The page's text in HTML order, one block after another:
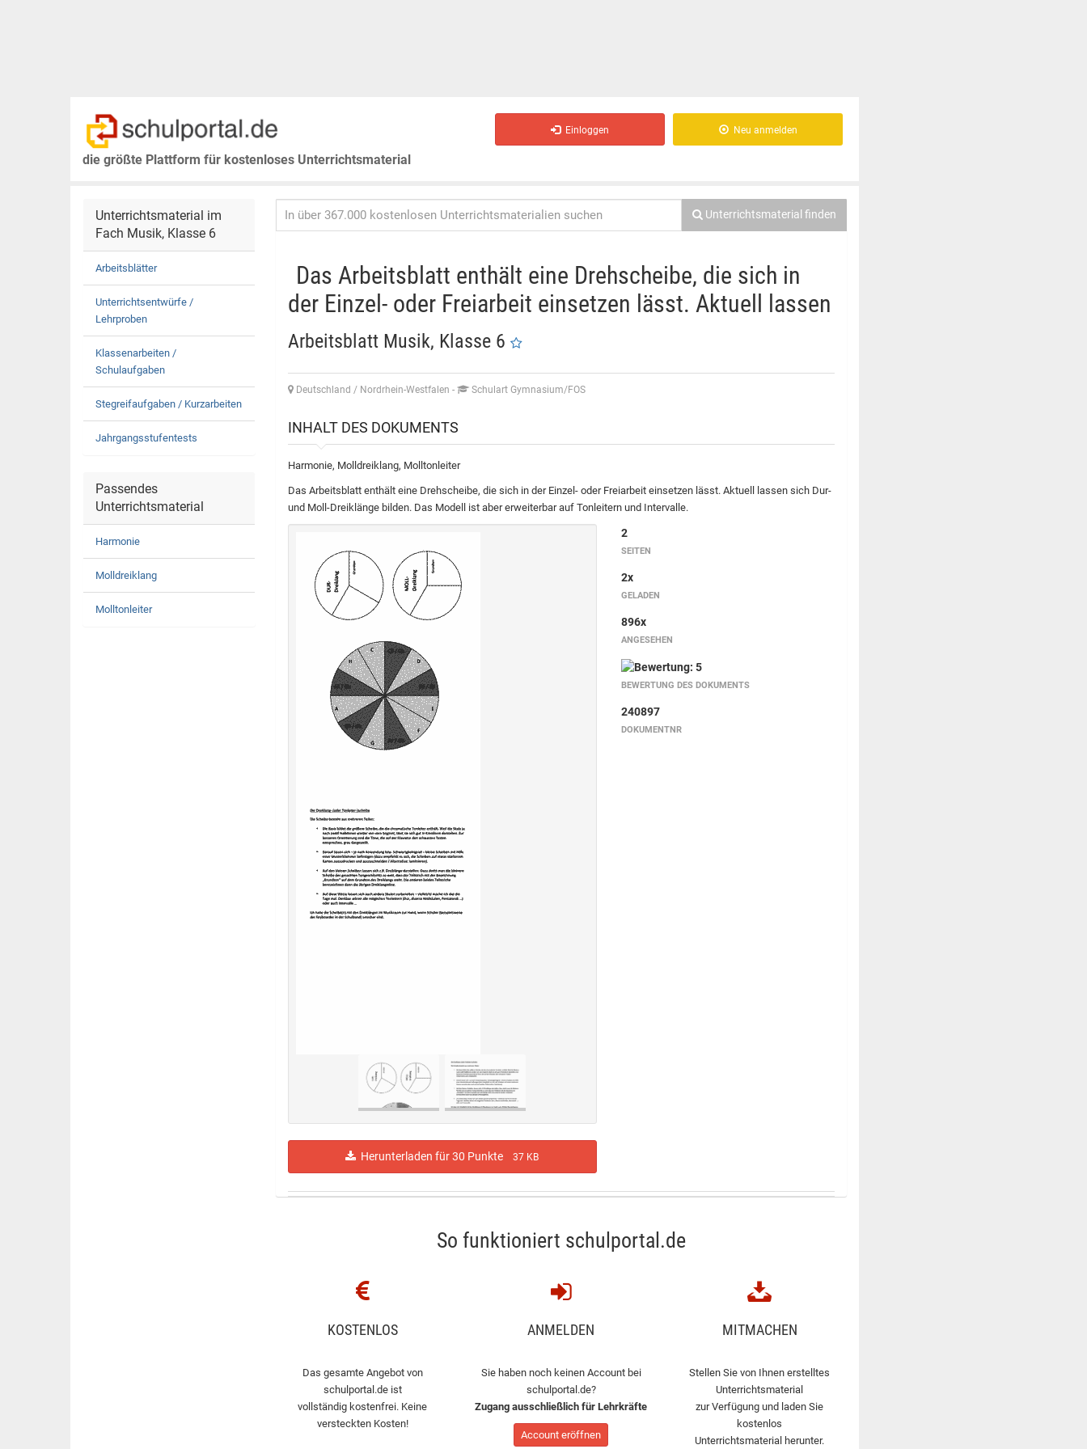
die größte Plattform für kostenloses Unterrichtsmaterial
Einloggen Neu anmelden
Unterrichtsmaterial im
Fach Musik, Klasse 6
Arbeitsblätter
Unterrichtsentwürfe /
Lehrproben
Klassenarbeiten /
Schulaufgaben
Stegreifaufgaben / Kurzarbeiten
Jahrgangsstufentests
Passendes
Unterrichtsmaterial
Harmonie
Molldreiklang
Molltonleiter
Unterrichtsmaterial finden
Das Arbeitsblatt enthält eine Drehscheibe, die sich in
der Einzel- oder Freiarbeit einsetzen lässt. Aktuell lassen
Arbeitsblatt Musik, Klasse 6
Deutschland / Nordrhein-Westfalen - Schulart Gymnasium/FOS
INHALT DES DOKUMENTS
Harmonie, Molldreiklang, Molltonleiter
Das Arbeitsblatt enthält eine Drehscheibe, die sich in der Einzel- oder Freiarbeit einsetzen lässt. Aktuell lassen sich Dur-
und Moll-Dreiklänge bilden. Das Modell ist aber erweiterbar auf Tonleitern und Intervalle.
Herunterladen für 30 Punkte 37 KB
2
SEITEN
2x
GELADEN
896x
ANGESEHEN
BEWERTUNG DES DOKUMENTS
240897
DOKUMENTNR
So funktioniert schulportal.de
KOSTENLOS
Das gesamte Angebot von
schulportal.de ist
vollständig kostenfrei. Keine
versteckten Kosten!
ANMELDEN
Sie haben noch keinen Account bei
schulportal.de?
Zugang ausschließlich für Lehrkräfte
Account eröffnen
MITMACHEN
Stellen Sie von Ihnen erstelltes
Unterrichtsmaterial
zur Verfügung und laden Sie
kostenlos
Unterrichtsmaterial herunter.